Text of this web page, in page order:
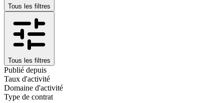
Tous les filtres
Tous les filtres
Publié depuis
Taux d'activité
Domaine d'activité
Type de contrat